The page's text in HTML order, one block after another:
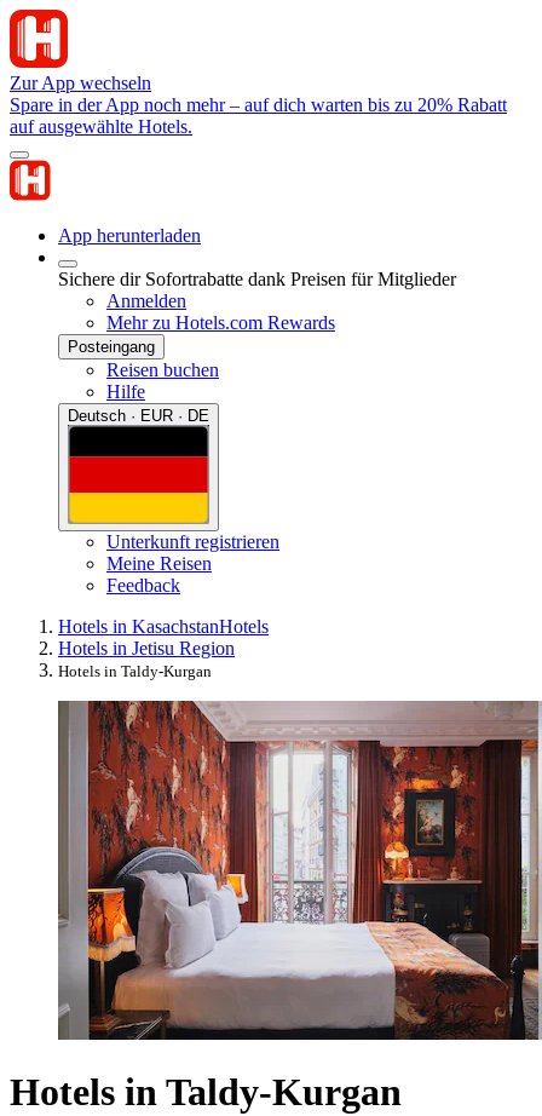
Zur App wechseln
Spare in der App noch mehr – auf dich warten bis zu 20% Rabatt
auf ausgewählte Hotels.
App herunterladen
Sichere dir Sofortrabatte dank Preisen für Mitglieder
Anmelden
Mehr zu Hotels.com Rewards
Posteingang
Reisen buchen
Hilfe
Deutsch · EUR · DE
Unterkunft registrieren
Meine Reisen
Feedback
Hotels in KasachstanHotels
Hotels in Jetisu Region
Hotels in Taldy-Kurgan
Hotels in Taldy-Kurgan